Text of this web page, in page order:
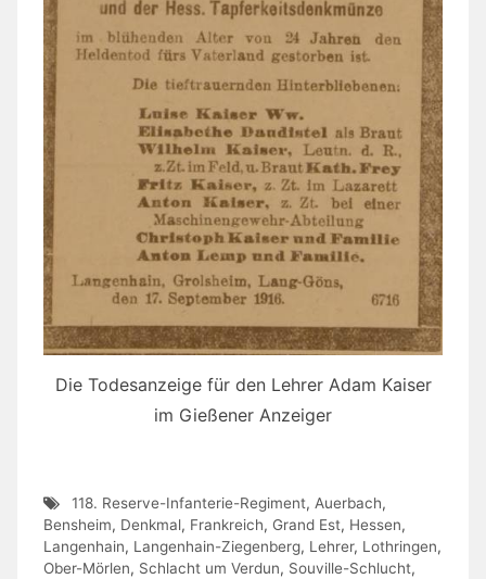
Die Todesanzeige für den Lehrer Adam Kaiser
im Gießener Anzeiger
118. Reserve-Infanterie-Regiment, Auerbach,
Bensheim, Denkmal, Frankreich, Grand Est, Hessen,
Langenhain, Langenhain-Ziegenberg, Lehrer, Lothringen,
Ober-Mörlen, Schlacht um Verdun, Souville-Schlucht,